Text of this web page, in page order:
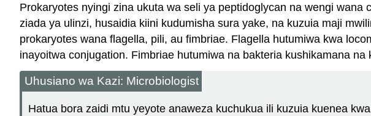
Prokaryotes nyingi zina ukuta wa seli ya peptidoglycan na wengi wana
ziada ya ulinzi, husaidia kiini kudumisha sura yake, na kuzuia maji
prokaryotes wana flagella, pili, au fimbriae. Flagella hutumiwa kwa
inayoitwa conjugation. Fimbriae hutumiwa na bakteria kushikamana na
Uhusiano wa Kazi: Microbiologist
Hatua bora zaidi mtu yeyote anaweza kuchukua ili kuzuia kuenea